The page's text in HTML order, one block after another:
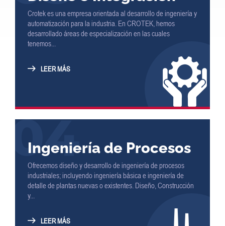
Crotek es una empresa orientada al desarrollo de ingeniería y
automatización para la industria. En CROTEK, hemos
desarrollado áreas de especialización en las cuales
tenemos...
LEER MÁS
04
Ingeniería de Procesos
Ofrecemos diseño y desarrollo de ingeniería de procesos
industriales; incluyendo ingeniería básica e ingeniería de
detalle de plantas nuevas o existentes. Diseño, Construcción
y...
LEER MÁS